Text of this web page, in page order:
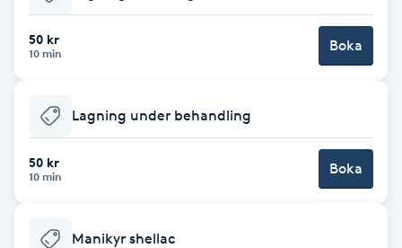
Babylights
Balayage
Barber
Barnklippning
50 kr
10 min Boka
Lagning under behandling
50 kr
10 min Boka
Manikyr shellac